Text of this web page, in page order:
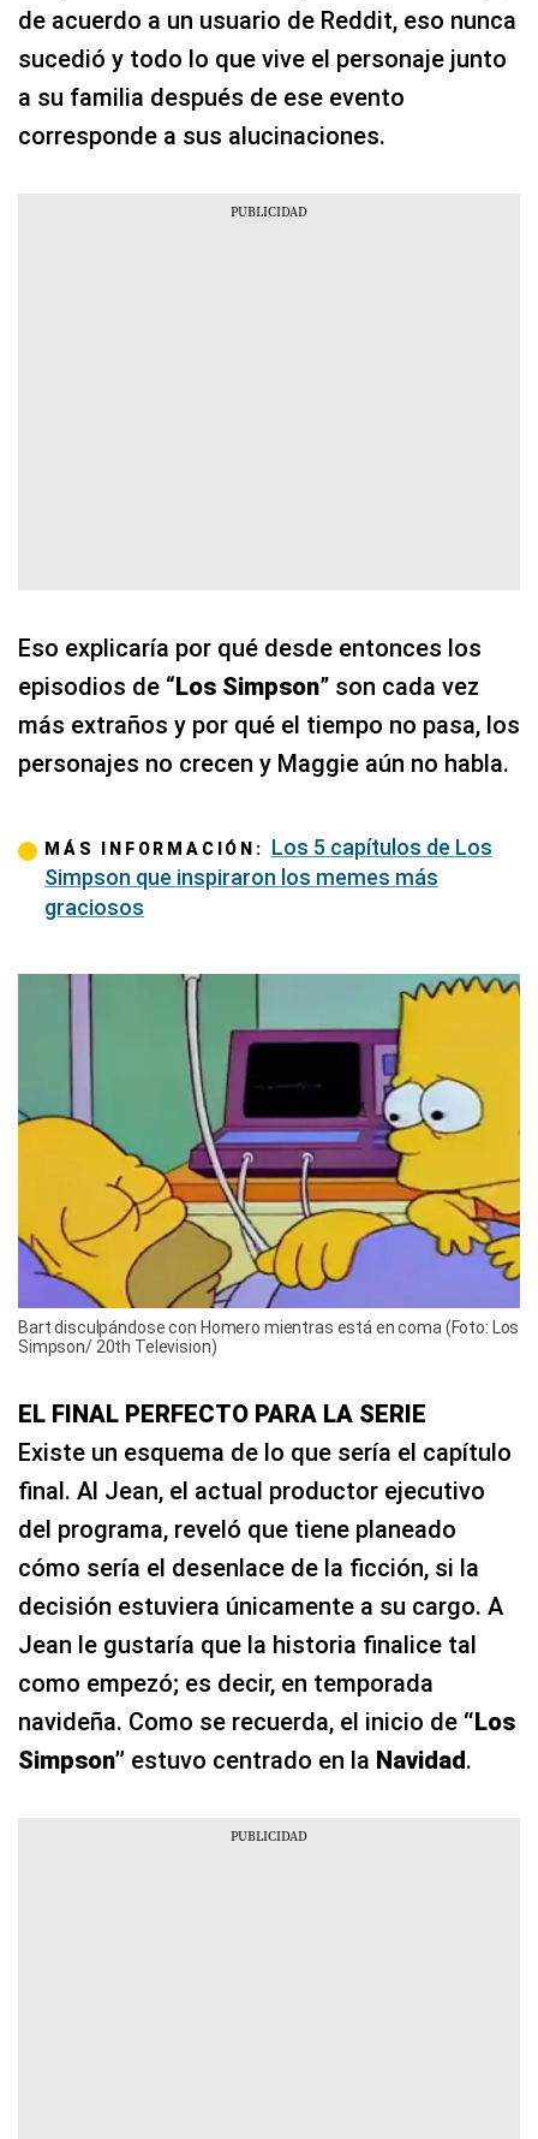
de acuerdo a un usuario de Reddit, eso nunca
sucedió y todo lo que vive el personaje junto
a su familia después de ese evento
corresponde a sus alucinaciones.
Eso explicaría por qué desde entonces los
episodios de “Los Simpson” son cada vez
más extraños y por qué el tiempo no pasa, los
personajes no crecen y Maggie aún no habla.
MÁS INFORMACIÓN: Los 5 capítulos de Los
Simpson que inspiraron los memes más
graciosos
Bart disculpándose con Homero mientras está en coma (Foto: Los
Simpson/ 20th Television)
EL FINAL PERFECTO PARA LA SERIE
Existe un esquema de lo que sería el capítulo
final. Al Jean, el actual productor ejecutivo
del programa, reveló que tiene planeado
cómo sería el desenlace de la ficción, si la
decisión estuviera únicamente a su cargo. A
Jean le gustaría que la historia finalice tal
como empezó; es decir, en temporada
navideña. Como se recuerda, el inicio de “Los
Simpson” estuvo centrado en la Navidad.